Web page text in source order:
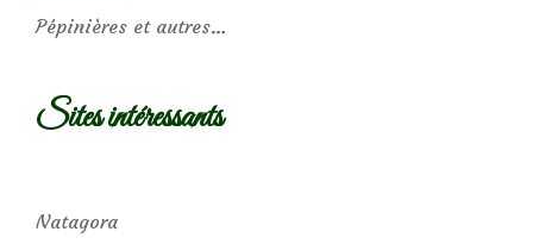
Pépinières et autres…
Sites intéressants
Natagora